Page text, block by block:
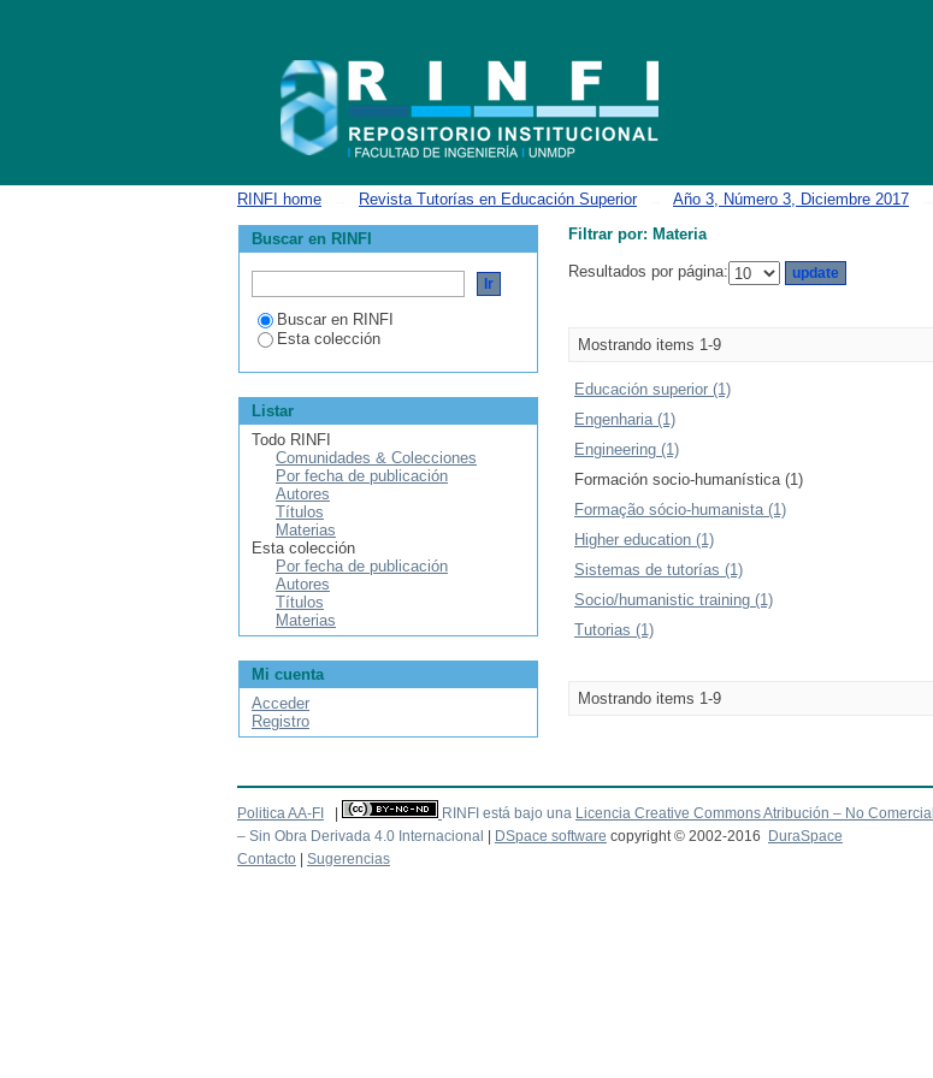
RINFI home Revista Tutorías en Educación Superior Año 3, Número 3, Diciembre 2017
Filtrar por: Materia
Resultados por página:
Mostrando items 1-9
Educación superior (1)
Engenharia (1)
Engineering (1)
Formación socio-humanística (1)
Formação sócio-humanista (1)
Higher education (1)
Sistemas de tutorías (1)
Socio/humanistic training (1)
Tutorias (1)
Mostrando items 1-9
Buscar en RINFI
Buscar en RINFI
Esta colección
Listar
Todo RINFI
Comunidades & Colecciones
Por fecha de publicación
Autores
Títulos
Materias
Esta colección
Por fecha de publicación
Autores
Títulos
Materias
Mi cuenta
Acceder
Registro
Politica AA-FI RINFI está bajo una Licencia Creative Commons Atribución – No Comercial
– Sin Obra Derivada 4.0 Internacional
DSpace software copyright © 2002-2016 DuraSpace
Contacto Sugerencias